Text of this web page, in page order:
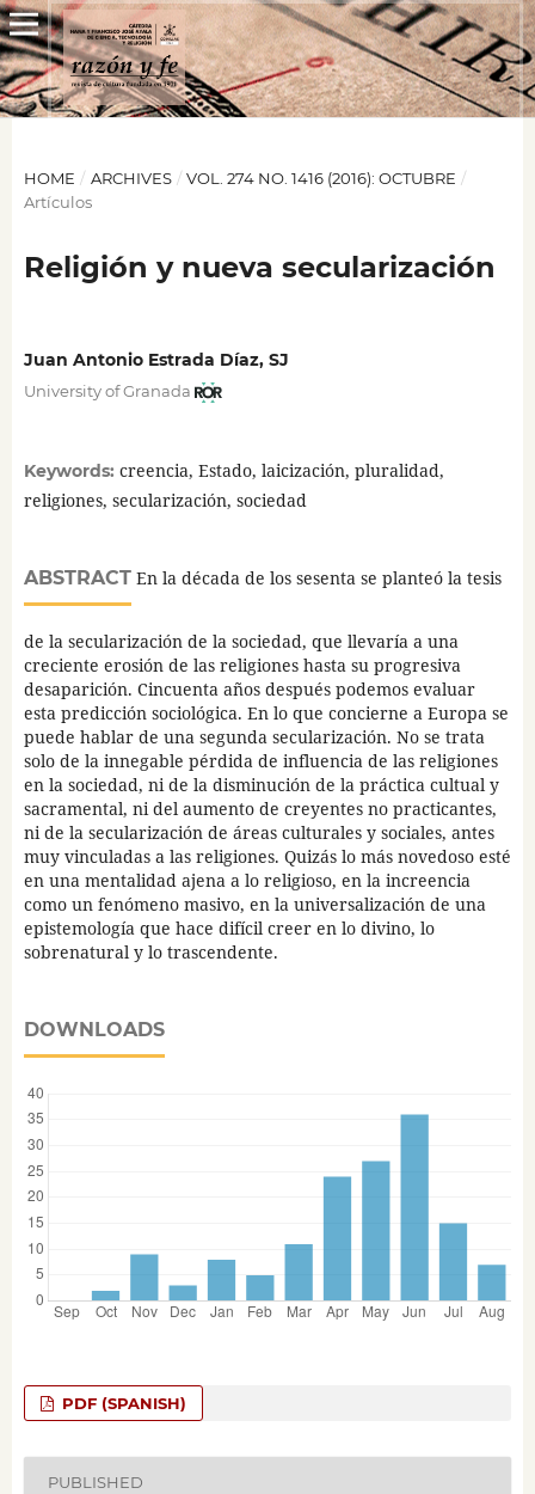
HOME / ARCHIVES / VOL. 274 NO. 1416 (2016): OCTUBRE /
Artículos
Religión y nueva secularización
Juan Antonio Estrada Díaz, SJ
University of Granada
Keywords: creencia, Estado, laicización, pluralidad,
religiones, secularización, sociedad
ABSTRACTEn la década de los sesenta se planteó la tesis
de la secularización de la sociedad, que llevaría a una
creciente erosión de las religiones hasta su progresiva
desaparición. Cincuenta años después podemos evaluar
esta predicción sociológica. En lo que concierne a Europa se
puede hablar de una segunda secularización. No se trata
solo de la innegable pérdida de influencia de las religiones
en la sociedad, ni de la disminución de la práctica cultual y
sacramental, ni del aumento de creyentes no practicantes,
ni de la secularización de áreas culturales y sociales, antes
muy vinculadas a las religiones. Quizás lo más novedoso esté
en una mentalidad ajena a lo religioso, en la increencia
como un fenómeno masivo, en la universalización de una
epistemología que hace difícil creer en lo divino, lo
sobrenatural y lo trascendente.
DOWNLOADS
PDF (SPANISH)
PUBLISHED